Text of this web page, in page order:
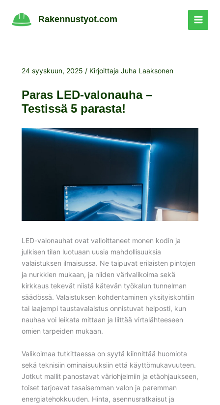
sisältöön
Rakennustyot.com
24 syyskuun, 2025 / Kirjoittaja Juha Laaksonen
Paras LED-valonauha –
Testissä 5 parasta!
LED-valonauhat ovat valloittaneet monen kodin ja
julkisen tilan luotuaan uusia mahdollisuuksia
valaistuksen ilmaisussa. Ne taipuvat erilaisten pintojen
ja nurkkien mukaan, ja niiden värivalikoima sekä
kirkkaus tekevät niistä kätevän työkalun tunnelman
säädössä. Valaistuksen kohdentaminen yksityiskohtiin
tai laajempi taustavalaistus onnistuvat helposti, kun
nauhaa voi leikata mittaan ja liittää virtalähteeseen
omien tarpeiden mukaan.
Valikoimaa tutkittaessa on syytä kiinnittää huomiota
sekä teknisiin ominaisuuksiin että käyttömukavuuteen.
Jotkut mallit panostavat väriohjelmiin ja etäohjaukseen,
toiset tarjoavat tasaisemman valon ja paremman
energiatehokkuuden. Hinta, asennusratkaisut ja